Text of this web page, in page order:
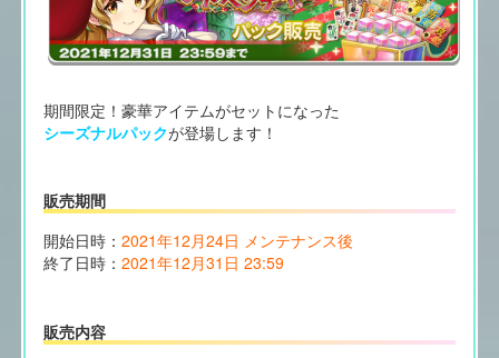
期間限定！豪華アイテムがセットになった
シーズナルパックが登場します！
販売期間
開始日時： 2021年12月24日 メンテナンス後
終了日時： 2021年12月31日 23:59
販売内容